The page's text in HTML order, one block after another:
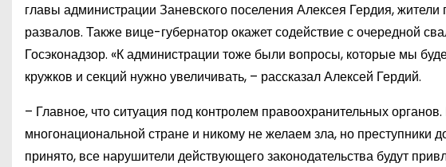
главы администрации Заневского поселения Алексея Гердия,
развалов. Также вице-губернатор окажет содействие с очередной
Госэконадзор. «К администрации тоже были вопросы, которые мы
кружков и секций нужно увеличивать, – рассказал Алексей Гердий.
– Главное, что ситуация под контролем правоохранительных
многонациональной стране и никому не желаем зла, но
принято, все нарушители действующего законодательства будут